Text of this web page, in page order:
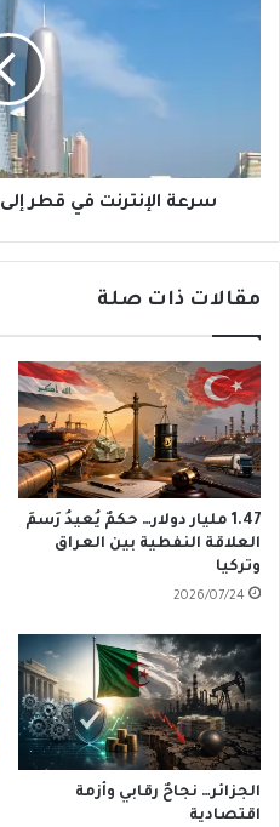
في
الثانية
سرعة الإنترنت في قطر إلى 375 ميغابايت في الثانية
مقالات ذات صلة
1.47 مليار دولار… حكمٌ يُعيدُ رَسمَ
العلاقة النفطية بين العراق
وتركيا
2026/07/24
الجزائر… نجاحٌ رقابي وأزمة
اقتصادية